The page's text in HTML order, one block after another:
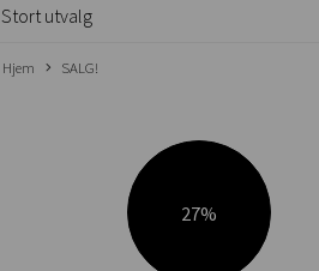
Stort utvalg
Hjem SALG!
27%